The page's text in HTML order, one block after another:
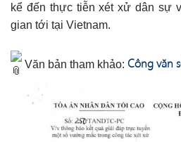
kể đến thực tiễn xét xử dân sự
gian tới tại Vietnam.
Văn bản tham khảo: Công văn